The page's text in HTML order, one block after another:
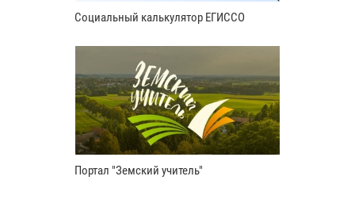
Социальный калькулятор ЕГИССО
Портал "Земский учитель"